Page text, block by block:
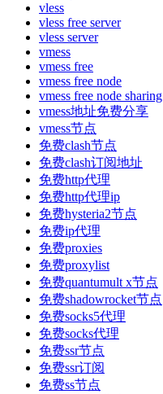
vless
vless free server
vless server
vmess
vmess free
vmess free node
vmess free node sharing
vmess地址免费分享
vmess节点
免费clash节点
免费clash订阅地址
免费http代理
免费http代理ip
免费hysteria2节点
免费ip代理
免费proxies
免费proxylist
免费quantumult x节点
免费shadowrocket节点
免费socks5代理
免费socks代理
免费ssr节点
免费ssr订阅
免费ss节点